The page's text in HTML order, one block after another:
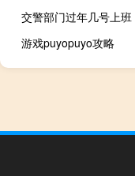
交警部门过年几号上班
游戏puyopuyo攻略